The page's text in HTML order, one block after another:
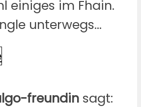
einiges im Fhain.
unterwegs…
freundin sagt: